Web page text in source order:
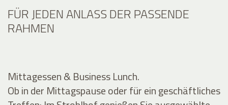
FÜR JEDEN ANLASS DER PASSENDE
RAHMEN
Mittagessen & Business Lunch.
Ob in der Mittagspause oder für ein geschäftliches